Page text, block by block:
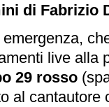
di Fabrizio
live alla
29 rosso
al cantautore